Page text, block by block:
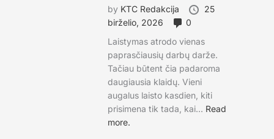
by KTC Redakcija
25
birželio, 2026
0
Laistymas atrodo vienas
paprasčiausių darbų darže.
Tačiau būtent čia padaroma
daugiausia klaidų. Vieni
augalus laisto kasdien, kiti
prisimena tik tada, kai... Read
more.